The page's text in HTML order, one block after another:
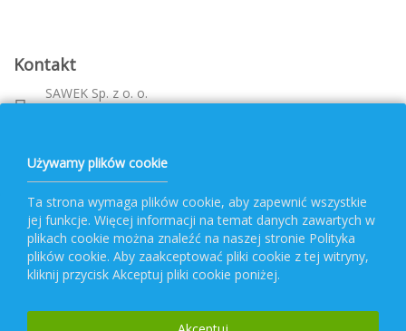
Kontakt
SAWEK Sp. z o. o.
Metalowca 26, 39-460 Nowa Dęba
+ 48 796 477 417
Obsługa PVF
Popularne kategorie
Używamy plików cookie
Ta strona wymaga plików cookie, aby zapewnić wszystkie
jej funkcje. Więcej informacji na temat danych zawartych w
plikach cookie można znaleźć na naszej stronie Polityka
plików cookie. Aby zaakceptować pliki cookie z tej witryny,
kliknij przycisk Akceptuj pliki cookie poniżej.